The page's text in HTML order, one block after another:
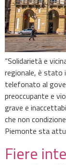
“Solidarietà e
regionale, è stato
telefonato al
preoccupante e
grave e
che non
Piemonte sta
Fiere